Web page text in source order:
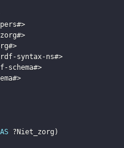
>
>
>
syntax-ns#>
schema#>
>
AS ?Niet_zorg )